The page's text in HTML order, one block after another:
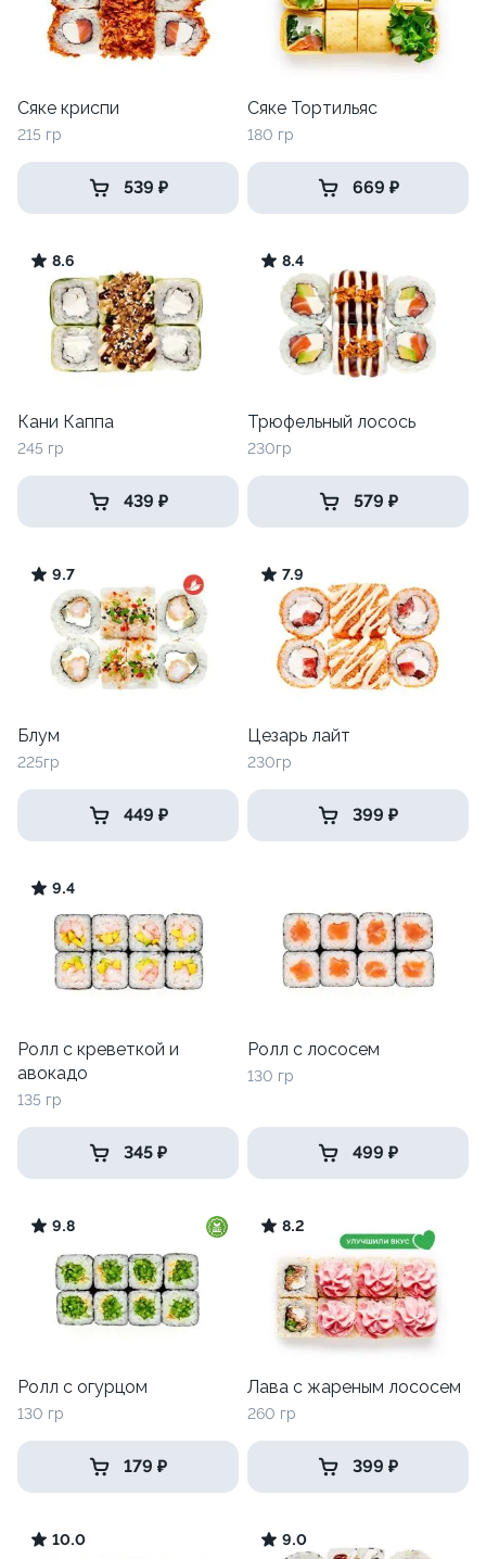
Сяке криспи
215 гр
539 ₽
Сяке Тортильяс
180 гр
669 ₽
8.6
Кани Каппа
245 гр
439 ₽
8.4
Трюфельный лосось
230гр
579 ₽
9.7
Блум
225гр
449 ₽
7.9
Цезарь лайт
230гр
399 ₽
9.4
Ролл с креветкой и
авокадо
135 гр
345 ₽
Ролл с лососем
130 гр
499 ₽
9.8
Ролл с огурцом
130 гр
179 ₽
8.2
Лава с жареным лососем
260 гр
399 ₽
10.0 9.0